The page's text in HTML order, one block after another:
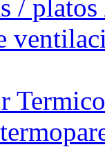
/
Termico